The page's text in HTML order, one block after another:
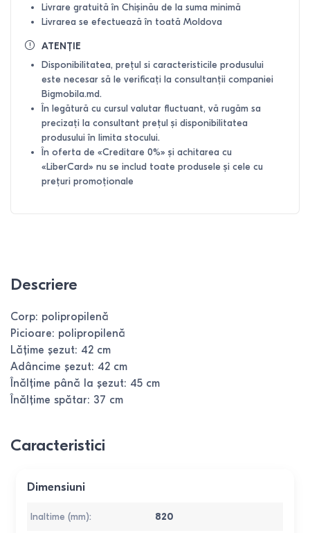
Livrare gratuită în Chișinău de la suma minimă
Livrarea se efectuează în toată Moldova
ATENȚIE
Disponibilitatea, prețul si caracteristicile produsului
este necesar să le verificați la consultanții companiei
Bigmobila.md.
În legătură cu cursul valutar fluctuant, vă rugăm sa
precizați la consultant prețul și disponibilitatea
produsului în limita stocului.
În oferta de «Creditare 0%» și achitarea cu
«LiberCard» nu se includ toate produsele și cele cu
prețuri promoționale
Descriere
Corp: polipropilenă
Picioare: polipropilenă
Lățime șezut: 42 cm
Adâncime șezut: 42 cm
Înălțime până la șezut: 45 cm
Înălțime spătar: 37 cm
Caracteristici
Dimensiuni
Inaltime (mm): 820